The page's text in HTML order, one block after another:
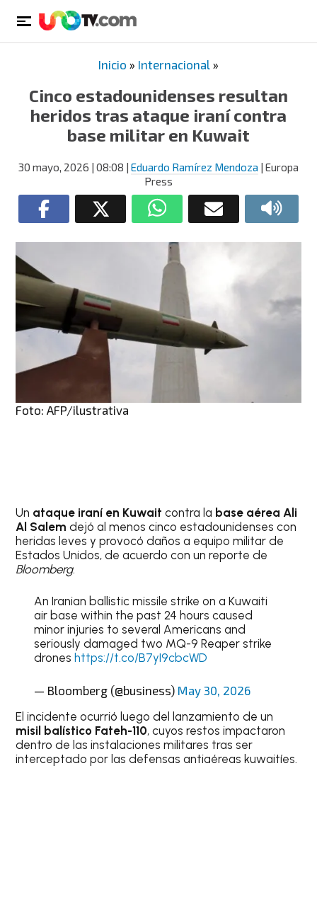
Inicio » Internacional »
Cinco estadounidenses resultan
heridos tras ataque iraní contra
base militar en Kuwait
30 mayo, 2026 | 08:08 | Eduardo Ramírez Mendoza | Europa
Press
Foto: AFP/ilustrativa
Un ataque iraní en Kuwait contra la base aérea Ali
Al Salem dejó al menos cinco estadounidenses con
heridas leves y provocó daños a equipo militar de
Estados Unidos, de acuerdo con un reporte de
Bloomberg.
An Iranian ballistic missile strike on a Kuwaiti
air base within the past 24 hours caused
minor injuries to several Americans and
seriously damaged two MQ-9 Reaper strike
drones https://t.co/B7yI9cbcWD
— Bloomberg (@business) May 30, 2026
El incidente ocurrió luego del lanzamiento de un
misil balístico Fateh-110, cuyos restos impactaron
dentro de las instalaciones militares tras ser
interceptado por las defensas antiaéreas kuwaitíes.